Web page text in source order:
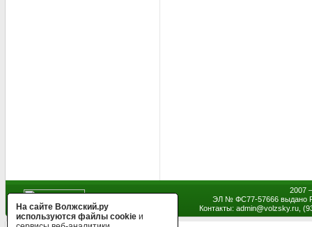
2007
ЭЛ № ФС77-57666 выдано
Контакты: admin@volzsky.ru,
На сайте Волжский.ру
используются файлы cookie и